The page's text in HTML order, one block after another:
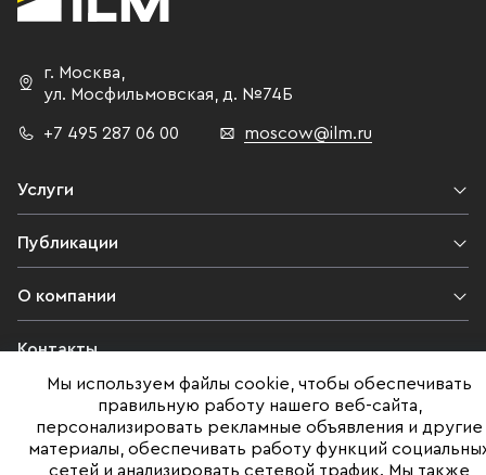
г. Москва,
ул. Мосфильмовская, д. №74Б
+7 495 287 06 00 moscow@ilm.ru
Услуги
Публикации
О компании
Контакты
Юридическая информация
Мы используем файлы cookie, чтобы обеспечивать
правильную работу нашего веб-сайта,
персонализировать рекламные объявления и другие
материалы, обеспечивать работу функций
сетей и анализировать сетевой трафик. Мы также